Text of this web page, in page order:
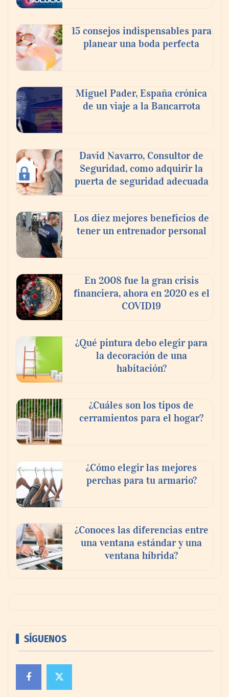
evitar la humedad prolongada, claves para
prevenir una de las infecciones más
frecuentes
ecosistema de comercio transfronterizo
para conectar al mundo con nuevas
oportunidades
15 consejos indispensables para
planear una boda perfecta
Miguel Pader, España crónica
de un viaje a la Bancarrota
David Navarro, Consultor de
Seguridad, como adquirir la
puerta de seguridad adecuada
Los diez mejores beneficios de
tener un entrenador personal
En 2008 fue la gran crisis
financiera, ahora en 2020 es el
COVID19
¿Qué pintura debo elegir para
la decoración de una
habitación?
¿Cuáles son los tipos de
cerramientos para el hogar?
¿Cómo elegir las mejores
perchas para tu armario?
¿Conoces las diferencias entre
una ventana estándar y una
ventana híbrida?
SÍGUENOS